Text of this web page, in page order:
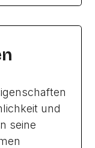
und
seine